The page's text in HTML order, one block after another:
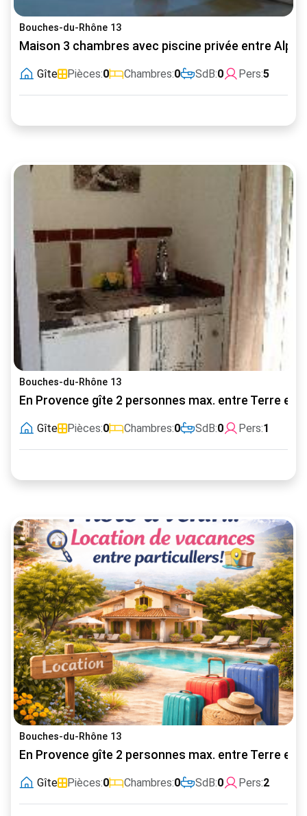
Bouches-du-Rhône 13
Maison 3 chambres avec piscine privée entre
Gîte Pièces:0 Chambres:0 SdB:0 Pers:5
Bouches-du-Rhône 13
En Provence gîte 2 personnes max. entre Terre et
Gîte Pièces:0 Chambres:0 SdB:0 Pers:1
Bouches-du-Rhône 13
En Provence gîte 2 personnes max. entre Terre et
Gîte Pièces:0 Chambres:0 SdB:0 Pers:2